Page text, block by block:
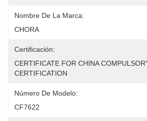
Nombre De La Marca:
CHORA
Certificación:
CERTIFICATE FOR CHINA
CERTIFICATION
Número De Modelo:
CF7622